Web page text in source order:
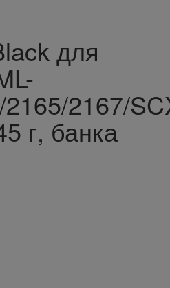
для
2167/
г, банка